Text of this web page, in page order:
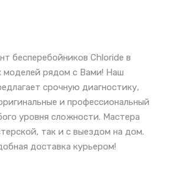
бесперебойников Chloride в
моделей рядом с Вами! Наш
срочную диагностику,
и профессиональный
уровня сложности. Мастера
так и с выездом на дом.
доставка курьером!